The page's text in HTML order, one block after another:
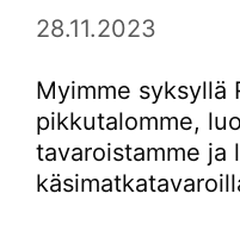
28.11.2023
Myimme syksyllä
pikkutalomme,
tavaroistamme ja